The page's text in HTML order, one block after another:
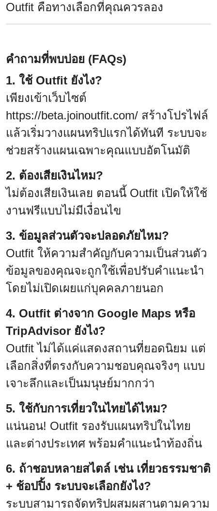
Outfit คือทางเลือกที่คุณควรลอง
คำถามที่พบบ่อย (FAQs)
1. ใช้ Outfit ยังไง?
เพียงเข้าเว็บไซต์
https://beta.joinoutfit.com/ สร้างโปรไฟล์
แล้วเริ่มวางแผนทริปแรกได้ทันที ระบบจะ
ช่วยสร้างแผนเฉพาะคุณแบบอัตโนมัติ
2. ต้องเสียเงินไหม?
ไม่ต้องเสียเงินเลย ตอนนี้ Outfit เปิดให้ใช้
งานฟรีแบบไม่มีเงื่อนไข
3. ข้อมูลส่วนตัวจะปลอดภัยไหม?
Outfit ให้ความสำคัญกับความเป็นส่วนตัว
ข้อมูลของคุณจะถูกใช้เพื่อปรับคำแนะนำ
โดยไม่เปิดเผยแก่บุคคลภายนอก
4. Outfit ต่างจาก Google Maps หรือ
TripAdvisor ยังไง?
Outfit ไม่ได้แค่แสดงสถานที่ยอดนิยม แต่
เลือกสิ่งที่ตรงกับความชอบคุณจริงๆ แบบ
เจาะลึกและเป็นมนุษย์มากกว่า
5. ใช้กับการเที่ยวในไทยได้ไหม?
แน่นอน! Outfit รองรับแผนทริปในไทย
และต่างประเทศ พร้อมคำแนะนำท้องถิ่น
6. ถ้าชอบหลายสไตล์ เช่น เที่ยวธรรมชาติ
+ ช้อปปิ้ง ระบบจะเลือกยังไง?
ระบบสามารถจัดทริปผสมผสานตามความ